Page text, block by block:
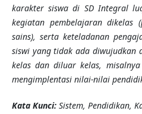
karakter siswa di SD Integral
kegiatan pembelajaran dikelas
sains), serta keteladanan
siswi yang tidak ada diwujudkan
kelas dan diluar kelas,
mengimplentasi nilai-nilai
Kata Kunci:Sistem, Pendidikan,